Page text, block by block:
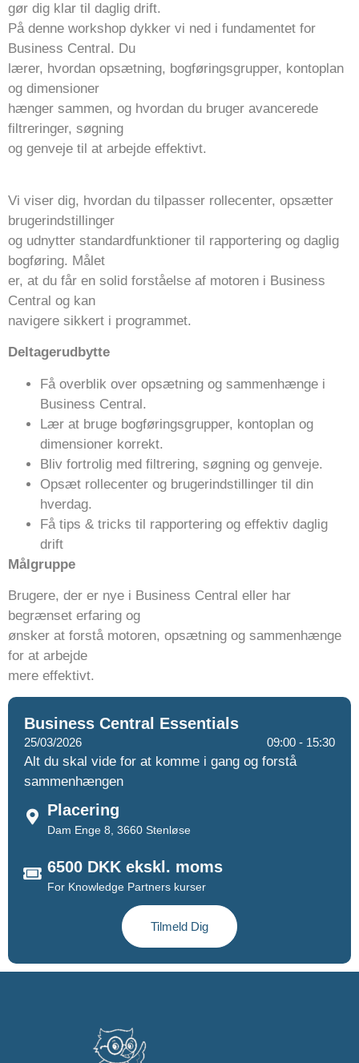
gør dig klar til daglig drift.
På denne workshop dykker vi ned i fundamentet for
Business Central. Du
lærer, hvordan opsætning, bogføringsgrupper, kontoplan
og dimensioner
hænger sammen, og hvordan du bruger avancerede
filtreringer, søgning
og genveje til at arbejde effektivt.
Vi viser dig, hvordan du tilpasser rollecenter, opsætter
brugerindstillinger
og udnytter standardfunktioner til rapportering og daglig
bogføring. Målet
er, at du får en solid forståelse af motoren i Business
Central og kan
navigere sikkert i programmet.
Deltagerudbytte
Få overblik over opsætning og sammenhænge i
Business Central.
Lær at bruge bogføringsgrupper, kontoplan og
dimensioner korrekt.
Bliv fortrolig med filtrering, søgning og genveje.
Opsæt rollecenter og brugerindstillinger til din
hverdag.
Få tips & tricks til rapportering og effektiv daglig
drift
Målgruppe
Brugere, der er nye i Business Central eller har
begrænset erfaring og
ønsker at forstå motoren, opsætning og sammenhænge
for at arbejde
mere effektivt.
Business Central Essentials
25/03/2026 09:00 - 15:30​
Alt du skal vide for at komme i gang og forstå
sammenhængen
Placering
Dam Enge 8, 3660 Stenløse
6500 DKK ekskl. moms​
For Knowledge Partners kurser
Tilmeld Dig